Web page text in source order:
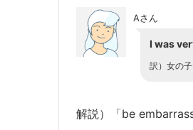
Aさん
I was
訳）女の
解説）「be